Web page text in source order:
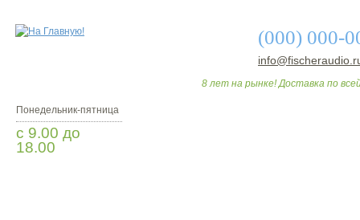
(000) 000-
8 лет на рынке! Доставка по
Понедельник-пятница
с 9.00 до
18.00